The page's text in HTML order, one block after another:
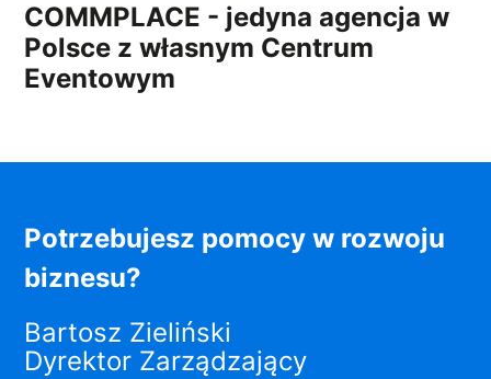
COMMPLACE - jedyna agencja w
Polsce z własnym Centrum
Eventowym
Potrzebujesz pomocy w rozwoju
biznesu?
Bartosz Zieliński
Dyrektor Zarządzający